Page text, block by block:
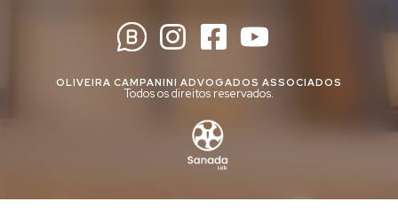
OLIVEIRA CAMPANINI ADVOGADOS ASSOCIADOS
Todos os direitos reservados.